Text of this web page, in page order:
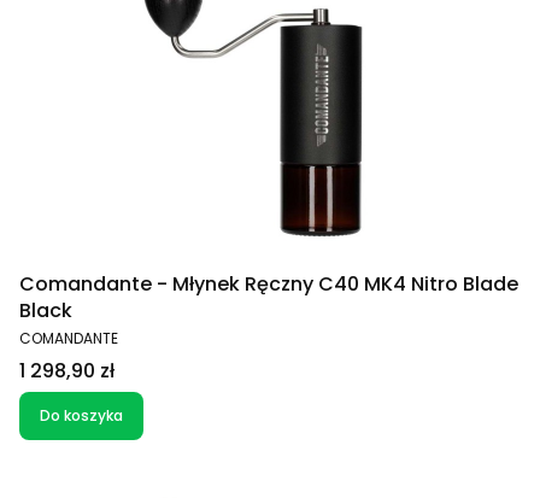
Comandante - Młynek Ręczny C40 MK4 Nitro Blade
Black
PRODUCENT
COMANDANTE
Cena
1 298,90 zł
Do koszyka